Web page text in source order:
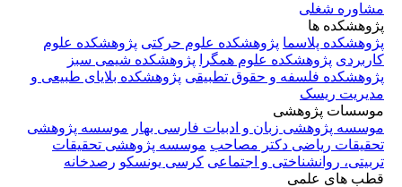
مشاوره شغلی
پژوهشکده ها
پژوهشکده پلاسما پژوهشکده علوم حرکتی پژوهشکده علوم
کاربردی پژوهشکده علوم همگرا
پژوهشکده شیمی سبز
پژوهشکده فلسفه و حقوق تطبیقی پژوهشکده بلایای طبیعی و
مدیریت ریسک
موسسات پژوهشی
موسسه پژوهشی زبان و ادبیات فارسی بهار موسسه پژوهشی
تحقیقات ریاضی دکتر مصاحب موسسه پژوهشی تحقیقات
تربیتی، روانشناختی و اجتماعی کرسی یونسکو رصدخانه
قطب های علمی